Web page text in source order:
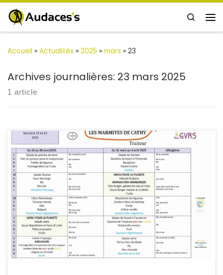
Passer au contenu
Search
Accueil » Actualités » 2025 » mars » 23
Archives journalières: 23 mars 2025
1 article